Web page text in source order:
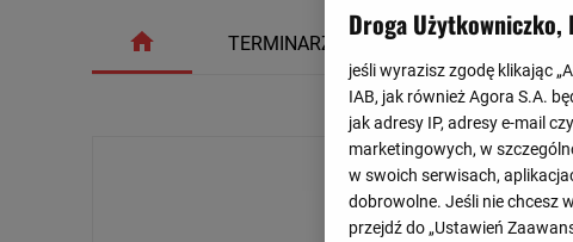
TERMINARZ TABELA
Droga
jeśli wyrazisz zgodę klikając
IAB, jak również Agora S.A.
jak adresy IP, adresy e-mail
marketingowych, w
w swoich serwisach,
dobrowolne. Jeśli nie chcesz
przejdź do „Ustawień